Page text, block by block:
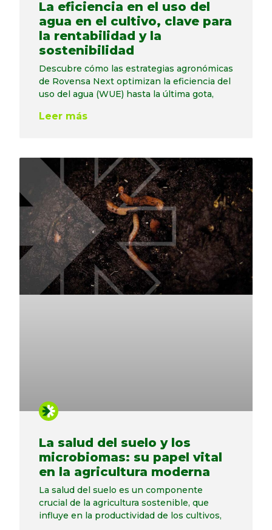
La eficiencia en el uso del
agua en el cultivo, clave para
la rentabilidad y la
sostenibilidad
Descubre cómo las estrategias agronómicas
de Rovensa Next optimizan la eficiencia del
uso del agua (WUE) hasta la última gota,
Leer más
La salud del suelo y los
microbiomas: su papel vital
en la agricultura moderna
La salud del suelo es un componente
crucial de la agricultura sostenible, que
influye en la productividad de los cultivos,